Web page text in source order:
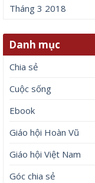
Tháng 3 2018
Danh mục
Chia sẻ
Cuộc sống
Ebook
Giáo hội Hoàn Vũ
Giáo hội Việt Nam
Góc chia sẻ